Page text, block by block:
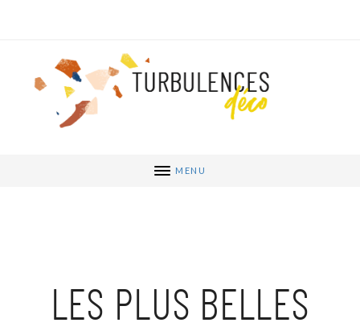
MENU
LES PLUS BELLES